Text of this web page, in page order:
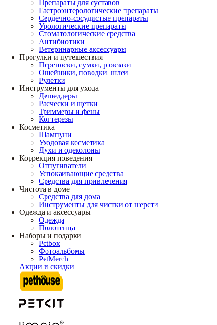
Препараты для суставов
Гастроэнтерологические препараты
Сердечно-сосудистые препараты
Урологические препараты
Стоматологические средства
Антибиотики
Ветеринарные аксессуары
Прогулки и путешествия
Переноски, сумки, рюкзаки
Ошейники, поводки, шлеи
Рулетки
Инструменты для ухода
Дешеддеры
Расчески и щетки
Триммеры и фены
Когтерезы
Косметика
Шампуни
Уходовая косметика
Духи и одеколоны
Коррекция поведения
Отпугиватели
Успокаивающие средства
Средства для привлечения
Чистота в доме
Средства для дома
Инструменты для чистки от шерсти
Одежда и аксессуары
Одежда
Полотенца
Наборы и подарки
Petbox
Фотоальбомы
PetMerch
Акции и скидки